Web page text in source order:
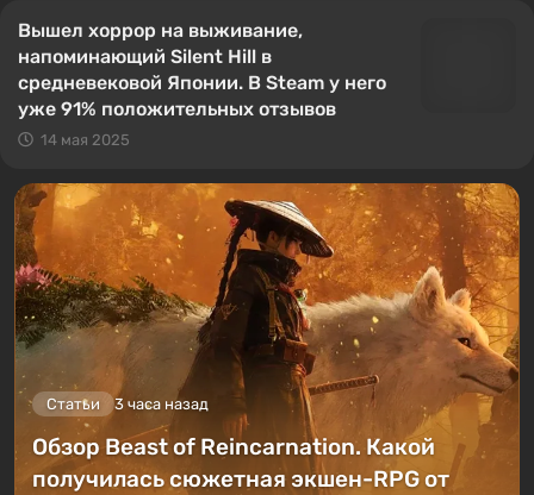
Вышел хоррор на выживание,
напоминающий Silent Hill в
средневековой Японии. В Steam у него
уже 91% положительных отзывов
14 мая 2025
Статьи 3 часа назад
Обзор Beast of Reincarnation. Какой
получилась сюжетная экшен-RPG от